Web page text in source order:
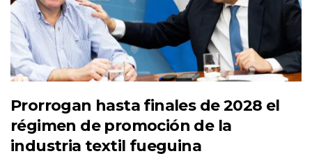
Prorrogan hasta finales de 2028 el
régimen de promoción de la
industria textil fueguina